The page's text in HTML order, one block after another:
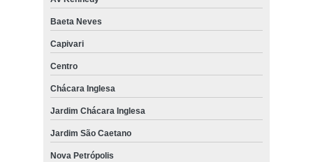
Baeta Neves
Capivari
Centro
Chácara Inglesa
Jardim Chácara Inglesa
Jardim São Caetano
Nova Petrópolis